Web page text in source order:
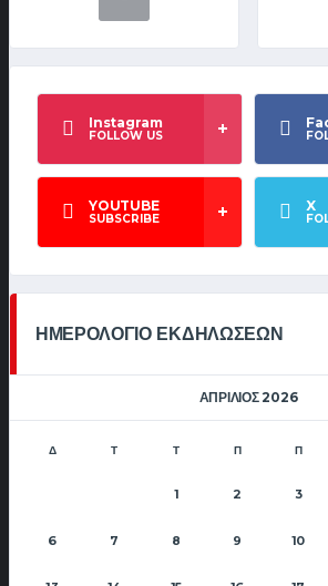
Instagram
FOLLOW US
YOUTUBE
SUBSCRIBE
X
ΗΜΕΡΟΛΟΓΙΟ ΕΚΔΗΛΩΣΕΩΝ
ΑΠΡΊΛΙΟΣ 2026
Δ Τ Τ Π Π
1 2 3
6 7 8 9 10